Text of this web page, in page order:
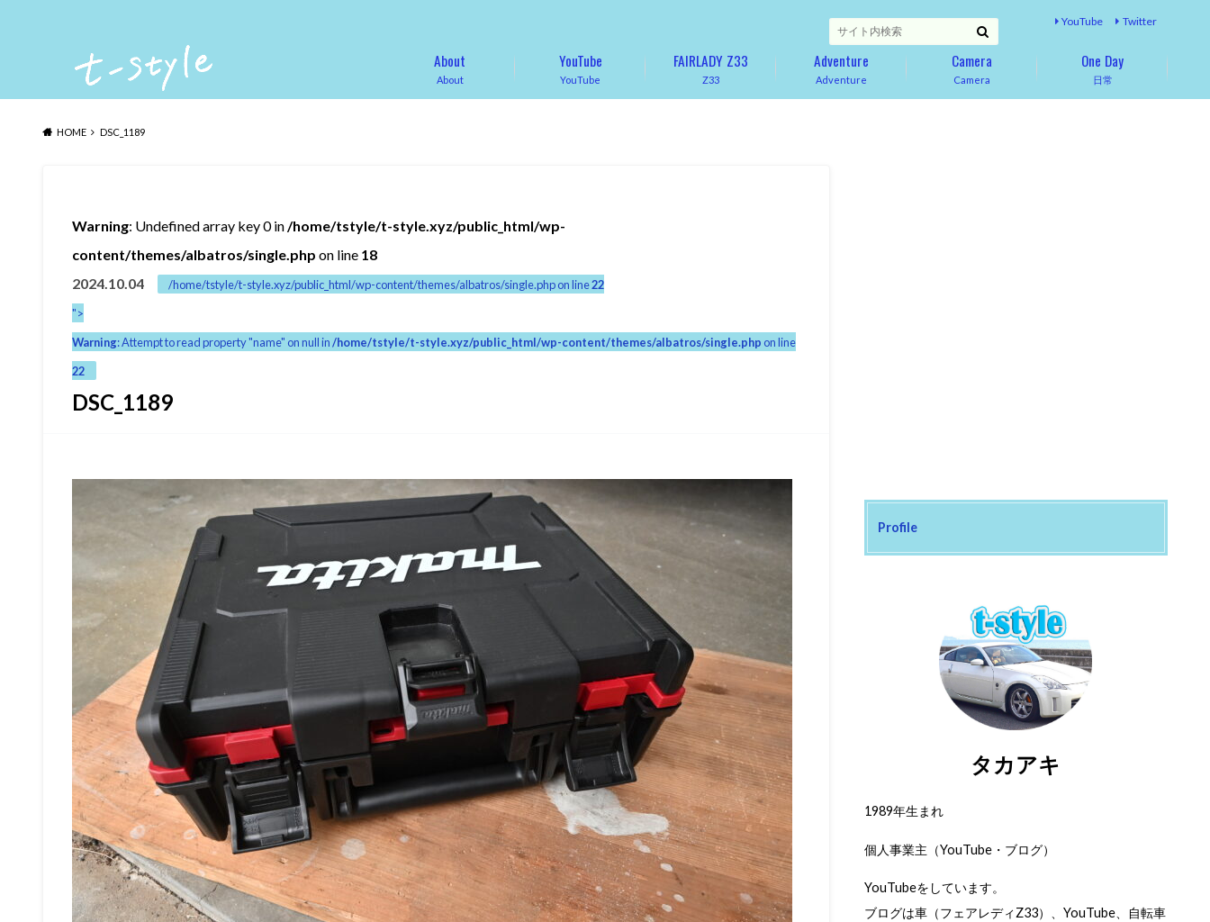
YouTube Twitter
About
About
YouTube
YouTube
Z33
FAIRLADY Z33
Adventure
Adventure
Camera
Camera
日常
One Day
HOME DSC_1189
Warning: Undefined array key 0 in/home/tstyle/t-style.xyz/public_html/wp-
content/themes/albatros/single.php on line 18
2024.10.04
/home/tstyle/t-style.xyz/public_html/wp-content/themes/albatros/single.php on line22
">
Warning: Attempt to read property "name" on null in /home/tstyle/t-style.xyz/public_html/wp-content/themes/albatros/single.php on line
22
DSC_1189
Profile
タカアキ
1989年生まれ
個人事業主（YouTube・ブログ）
YouTubeをしています。
ブログは車（フェアレディZ33）、YouTube、自転車